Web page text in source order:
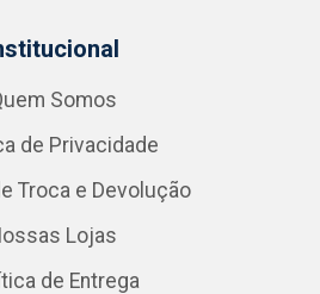
Somos
de Privacidade
Troca e Devolução
Lojas
de Entrega